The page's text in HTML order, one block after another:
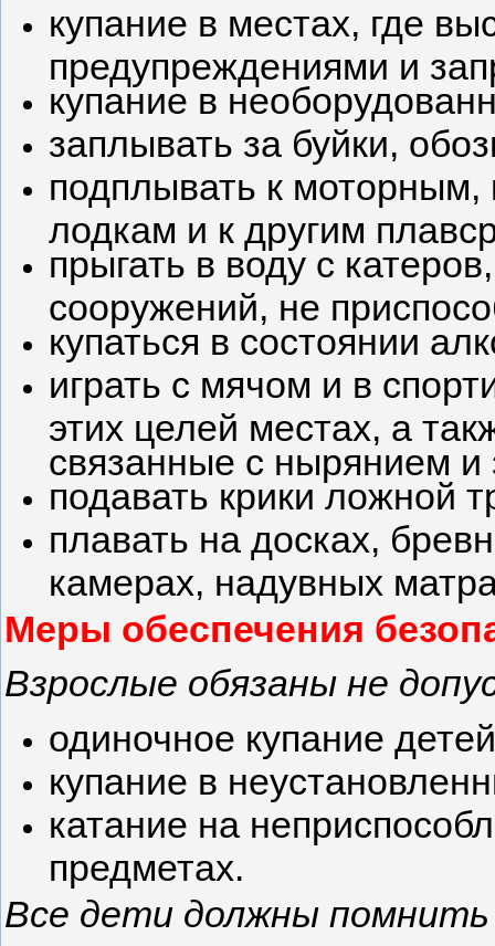
купание в местах, где
предупреждениями и
купание в
заплывать за буйки,
подплывать к
лодкам и к другим
прыгать в воду с
сооружений, не
купаться в состоянии
играть с мячом и в
этих целей местах, а
связанные с нырянием и
подавать крики ложной
плавать на досках,
камерах, надувных
Меры обеспечения
Взрослые обязаны не
одиночное купание
купание в
катание на
предметах.
Все дети должны помнить